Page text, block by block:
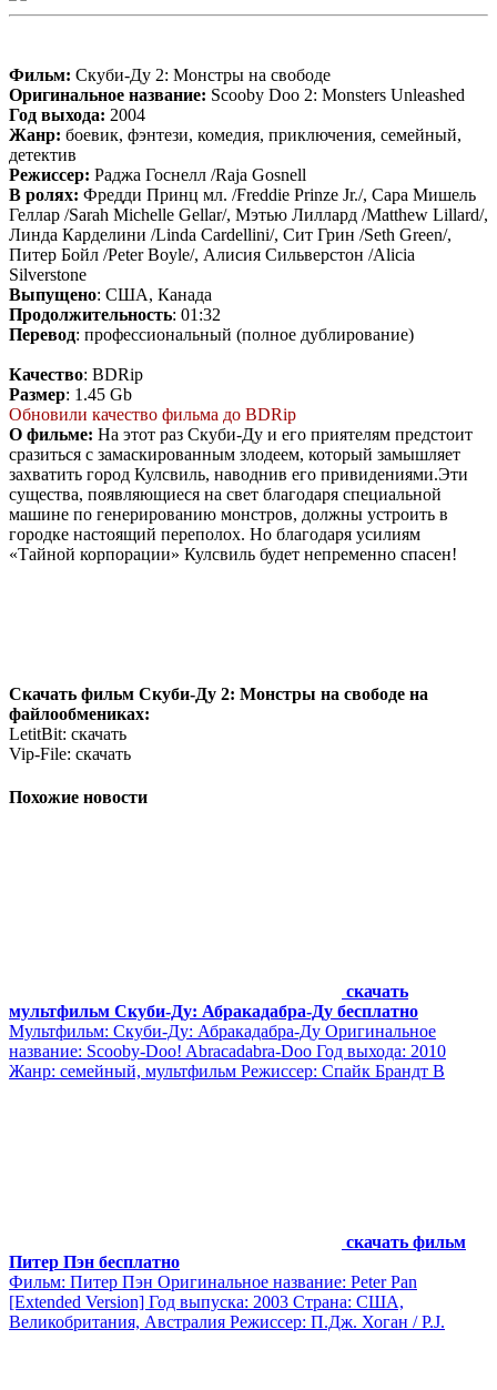
Фильм: Скуби-Ду 2: Монстры на свободе
Оригинальное название: Scooby Doo 2: Monsters Unleashed
Год выхода: 2004
Жанр: боевик, фэнтези, комедия, приключения, семейный,
детектив
Режиссер: Раджа Госнелл /Raja Gosnell
В ролях: Фредди Принц мл. /Freddie Prinze Jr./, Сара Мишель
Геллар /Sarah Michelle Gellar/, Мэтью Лиллард /Matthew Lillard/,
Линда Карделини /Linda Cardellini/, Сит Грин /Seth Green/,
Питер Бойл /Peter Boyle/, Алисия Сильверстон /Alicia
Silverstone
Выпущено: США, Канада
Продолжительность: 01:32
Перевод: профессиональный (полное дублирование)
Качество: BDRip
Размер: 1.45 Gb
Обновили качество фильма до BDRip
О фильме: На этот раз Скуби-Ду и его приятелям предстоит
сразиться с замаскированным злодеем, который замышляет
захватить город Кулсвиль, наводнив его привидениями.Эти
существа, появляющиеся на свет благодаря специальной
машине по генерированию монстров, должны устроить в
городке настоящий переполох. Но благодаря усилиям
«Тайной корпорации» Кулсвиль будет непременно спасен!
Скачать фильм Скуби-Ду 2: Монстры на свободе на
файлообмениках:
LetitBit: скачать
Vip-File: скачать
Похожие новости
скачать
мультфильм Скуби-Ду: Абракадабра-Ду бесплатно
Мультфильм: Скуби-Ду: Абракадабра-Ду Оригинальное
название: Scooby-Doo! Abracadabra-Doo Год выхода: 2010
Жанр: семейный, мультфильм Режиссер: Спайк Брандт В
скачать фильм
Питер Пэн бесплатно
Фильм: Питер Пэн Оригинальное название: Peter Pan
[Extended Version] Год выпуска: 2003 Страна: США,
Великобритания, Австралия Режиссер: П.Дж. Хоган / P.J.